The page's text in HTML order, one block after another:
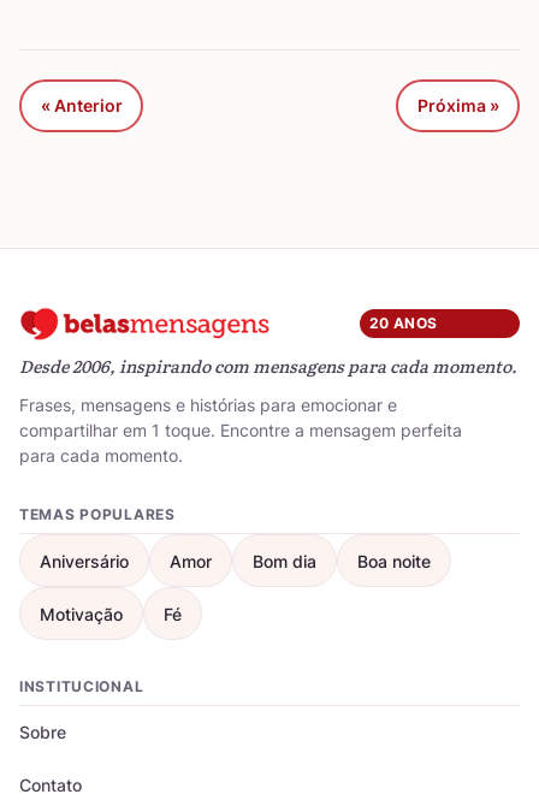
« Anterior Próxima »
20 ANOS
Desde 2006, inspirando com mensagens para cada momento.
Frases, mensagens e histórias para emocionar e
compartilhar em 1 toque. Encontre a mensagem perfeita
para cada momento.
TEMAS POPULARES
Aniversário Amor Bom dia Boa noite
Motivação Fé
INSTITUCIONAL
Sobre
Contato